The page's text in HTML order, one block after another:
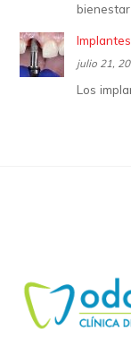
bienestar
julio 21,
Los